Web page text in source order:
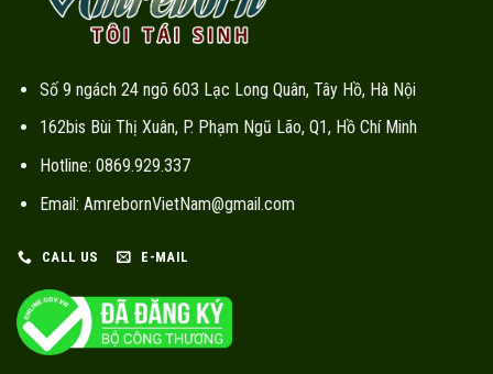
Số 9 ngách 24 ngõ 603 Lạc Long Quân, Tây Hồ, Hà Nội
162bis Bùi Thị Xuân, P. Phạm Ngũ Lão, Q1, Hồ Chí Minh
Hotline: 0869.929.337
Email: AmrebornVietNam@gmail.com
CALL US E-MAIL